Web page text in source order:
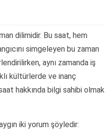
dilimidir. Bu saat, hem
simgeleyen bu zaman
aynı zamanda iş
kültürlerde ve inanç
hakkında bilgi sahibi olmak
iki yorum şöyledir: